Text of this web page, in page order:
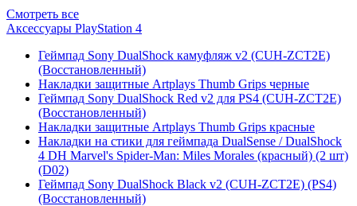
Смотреть все
Аксессуары PlayStation 4
Геймпад Sony DualShock камуфляж v2 (CUH-ZCT2E)
(Восстановленный)
Накладки защитные Artplays Thumb Grips черные
Геймпад Sony DualShock Red v2 для PS4 (CUH-ZCT2E)
(Восстановленный)
Накладки защитные Artplays Thumb Grips красные
Накладки на стики для геймпада DualSense / DualShock
4 DH Marvel's Spider-Man: Miles Morales (красный) (2 шт)
(D02)
Геймпад Sony DualShock Black v2 (CUH-ZCT2E) (PS4)
(Восстановленный)